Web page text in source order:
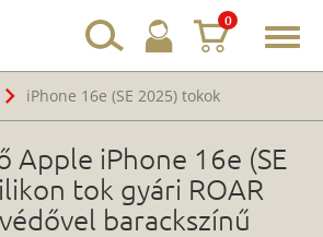
0
iPhone 16e (SE 2025) tokok
Apple iPhone 16e (SE
tok gyári ROAR
barackszínű